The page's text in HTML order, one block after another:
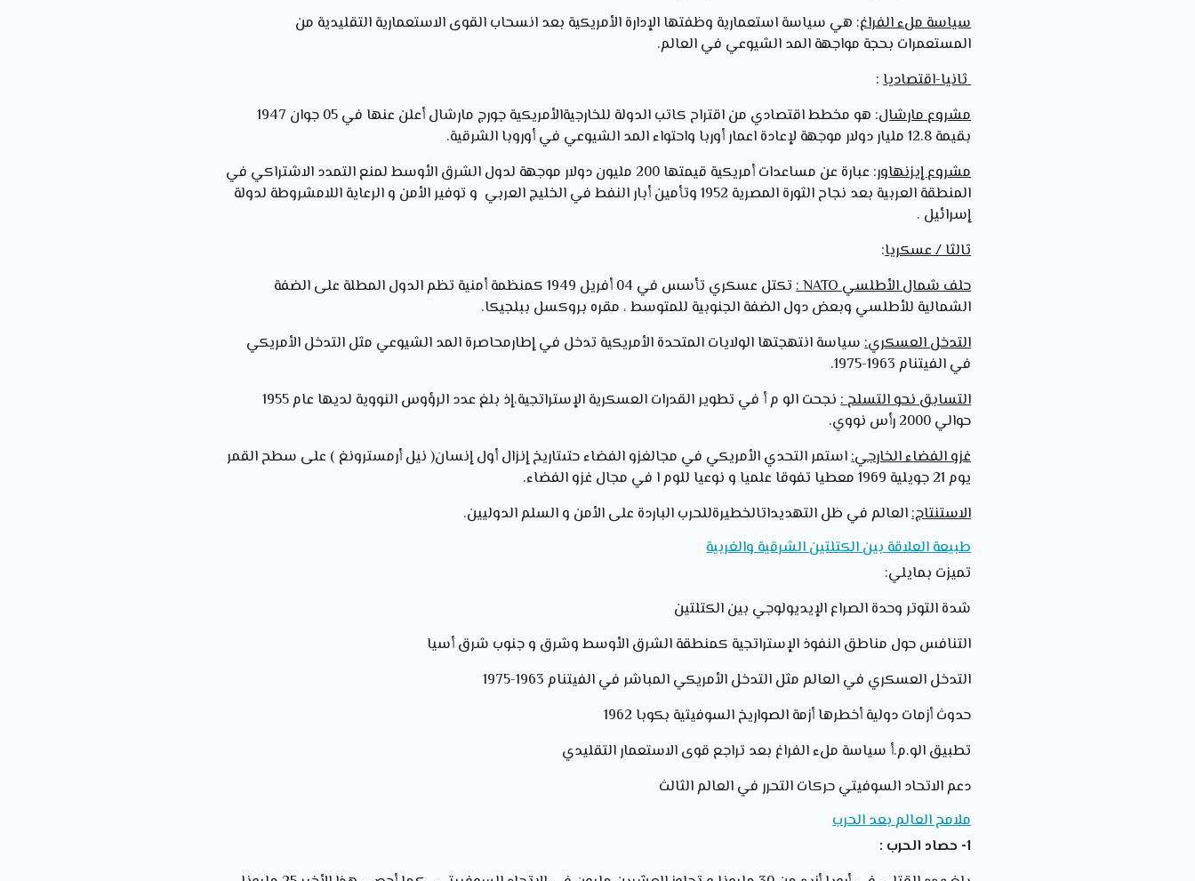
سياسة ملء الفراغ: هي سياسة استعمارية وظفتها الإدارة الأمريكية بعد انسحاب القوى الاستعمارية التقليدية من
المستعمرات بحجة مواجهة المد الشيوعي في العالم.
ثانيا-اقتصاديا:
مشروع مارشال
: هو مخطط اقتصادي من اقتراح كاتب الدولة للخارجيةالأمريكية جورج مارشال أعلن عنها في 05 جوان 1947
بقيمة 12.8 مليار دولار موجهة لإعادة اعمار أوربا واحتواء المد الشيوعي في أوروبا الشرقية.
مشروع إيزنهاور
: عبارة عن مساعدات أمريكية قيمتها 200 مليون دولار موجهة لدول الشرق الأوسط لمنع التمدد الاشتراكي في
المنطقة العربية بعد نجاح الثورة المصرية 1952 وتأمين أبار النفط في الخليج العربي و توفير الأمن و الرعاية اللامشروطة لدولة
إسرائيل .
ثالثا / عسكريا:
حلف شمال الأطلسيNATO
:
تكتل عسكري تأسس في 04 أفريل 1949 كمنظمة أمنية تظم الدول المطلة على الضفة
الشمالية للأطلسي وبعض دول الضفة الجنوبية للمتوسط ، مقره بروكسل ببلجيكا.
التدخل العسكري:سياسة انتهجتها الولايات المتحدة الأمريكية تدخل في إطارمحاصرة المد الشيوعي مثل التدخل الأمريكي
في الفيتنام 1963-1975.
التسابق نحو التسلح:
نجحت الو م أ في تطوير القدرات العسكرية الإستراتجية،إذ بلغ عدد الرؤوس النووية لديها عام 1955
حوالي 2000 رأس نووي.
غزو الفضاء الخارجي:استمر التحدي الأمريكي في مجالغزو الفضاء حتىتاريخ إنزال أول إنسان( نيل أرمسترونغ ) على سطح القمر
يوم 21 جويلية 1969 معطيا تفوقا علميا و نوعيا للوم ا في مجال غزو الفضاء.
الاستنتاج:العالم في ظل التهديداتالخطيرةللحرب الباردة على الأمن و السلم الدوليين.
طبيعة العلاقة بين الكتلتين الشرقية والغربية
تميزت بمايلي:
شدة التوتر وحدة الصراع الإيديولوجي بين الكتلتين
التنافس حول مناطق النفوذ الإستراتجية كمنطقة الشرق الأوسط وشرق و جنوب شرق أسيا
التدخل العسكري في العالم مثل التدخل الأمريكي المباشر في الفيتنام 1963-1975
حدوث أزمات دولية أخطرها أزمة الصواريخ السوفيتية بكوبا 1962
تطبيق الو.م.أ سياسة ملء الفراغ بعد تراجع قوى الاستعمار التقليدي
دعم الاتحاد السوفيتي حركات التحرر في العالم الثالث
ملامح العالم بعد الحرب
1- حصاد الحرب :